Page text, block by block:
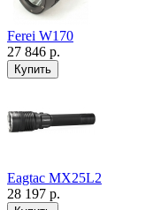
Ferei W170
27 846 р.
Eagtac MX25L2
28 197 р.